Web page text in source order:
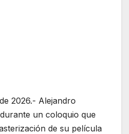
2026.- Alejandro
un coloquio que
de su película